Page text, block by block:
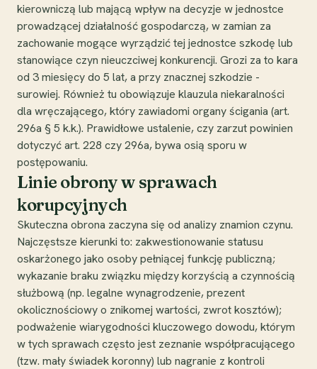
kierowniczą lub mającą wpływ na decyzje w jednostce
prowadzącej działalność gospodarczą, w zamian za
zachowanie mogące wyrządzić tej jednostce szkodę lub
stanowiące czyn nieuczciwej konkurencji. Grozi za to kara
od 3 miesięcy do 5 lat, a przy znacznej szkodzie -
surowiej. Również tu obowiązuje klauzula niekaralności
dla wręczającego, który zawiadomi organy ścigania (art.
296a § 5 k.k.). Prawidłowe ustalenie, czy zarzut powinien
dotyczyć art. 228 czy 296a, bywa osią sporu w
postępowaniu.
Linie obrony w sprawach
korupcyjnych
Skuteczna obrona zaczyna się od analizy znamion czynu.
Najczęstsze kierunki to: zakwestionowanie statusu
oskarżonego jako osoby pełniącej funkcję publiczną;
wykazanie braku związku między korzyścią a czynnością
służbową (np. legalne wynagrodzenie, prezent
okolicznościowy o znikomej wartości, zwrot kosztów);
podważenie wiarygodności kluczowego dowodu, którym
w tych sprawach często jest zeznanie współpracującego
(tzw. mały świadek koronny) lub nagranie z kontroli